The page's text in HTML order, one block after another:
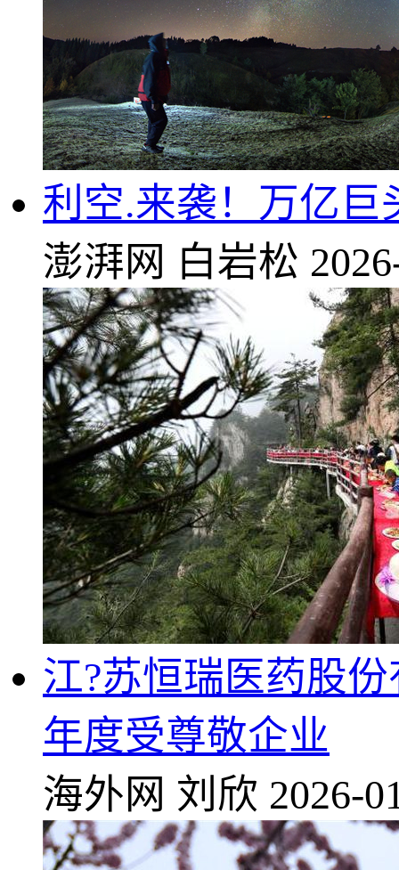
利空.来袭！万亿巨
澎湃网 白岩松
江?苏恒瑞医药股
年度受尊敬企业
海外网 刘欣 2026-